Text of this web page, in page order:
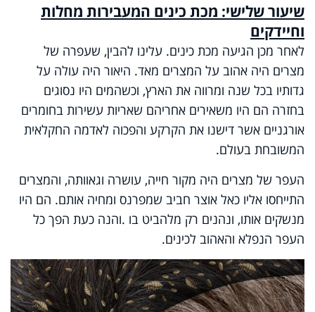
שיעור שלישי: מכת כינים המעבירות מחלות
וחיידקים
לאחר מכן הגיעה מכת כינים. עלינו להבין, שעפרה של
מצרים היה אהוב על המצרים מאד. היאור היה עולה על
גדותיו בכל שנה ומרווה את הארץ, וכשהמים היו נסוגים
בחזרה הם היו משאירים אחריהם שאריות עשירות בחומרים
אורגניים אשר דישנו את הקרקע והפכוה לאדמה החקלאית
המשובחת בעולם.
העפר של מצרים היה מקור חייה, עושרה וגאוותה, והמצרים
התייחסו אליו כאל אוצר חביב שמפרנס ומחיה אותם. הם היו
מנשקים אותו, ונהנים רק מלהביט בו .והנה כעת הפך כל
העפר הנפלא והאהוב לכינים.